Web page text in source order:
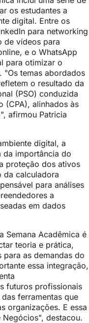
os estudantes a
digital. Entre os
para networking
de vídeos para
e o WhatsApp
para otimizar o
"Os temas abordados
o resultado da
(PSO) conduzida
(CPA), alinhados às
afirmou Patricia
digital, a
da importância do
proteção dos ativos
da calculadora
para análises
a
em dados
Semana Acadêmica é
teoria e prática,
as demandas do
essa integração,
futuros profissionais
ferramentas que
organizações. E essa
Negócios", destacou.